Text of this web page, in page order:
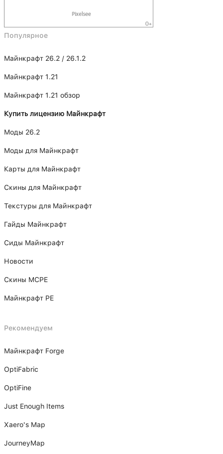
Популярное
Майнкрафт 26.2 / 26.1.2
Майнкрафт 1.21
Майнкрафт 1.21 обзор
Купить лицензию Майнкрафт
Моды 26.2
Моды для Майнкрафт
Карты для Майнкрафт
Скины для Майнкрафт
Текстуры для Майнкрафт
Гайды Майнкрафт
Сиды Майнкрафт
Новости
Скины MCPE
Майнкрафт PE
Рекомендуем
Майнкрафт Forge
OptiFabric
OptiFine
Just Enough Items
Xаero's Mаp
JourneyMap